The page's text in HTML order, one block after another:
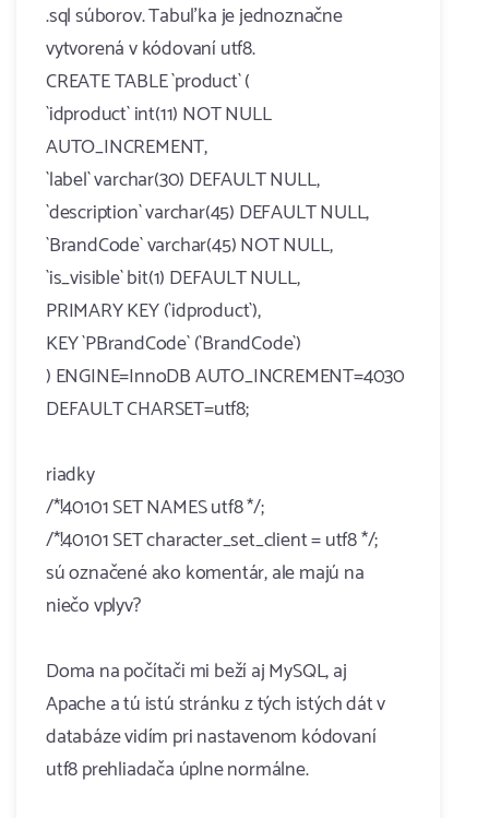
.sql súborov. Tabuľka je jednoznačne
vytvorená v kódovaní utf8.
CREATE TABLE `product` (
`idproduct` int(11) NOT NULL
AUTO_INCREMENT,
`label` varchar(30) DEFAULT NULL,
`description` varchar(45) DEFAULT NULL,
`BrandCode` varchar(45) NOT NULL,
`is_visible` bit(1) DEFAULT NULL,
PRIMARY KEY (`idproduct`),
KEY `PBrandCode` (`BrandCode`)
) ENGINE=InnoDB AUTO_INCREMENT=4030
DEFAULT CHARSET=utf8;
riadky
/*!40101 SET NAMES utf8 */;
/*!40101 SET character_set_client = utf8 */;
sú označené ako komentár, ale majú na
niečo vplyv?
Doma na počítači mi beží aj MySQL, aj
Apache a tú istú stránku z tých istých dát v
databáze vidím pri nastavenom kódovaní
utf8 prehliadača úplne normálne.